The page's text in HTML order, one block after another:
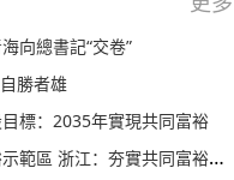
向總書記“交卷”
勝者雄
標：2035年實現共同富裕
浙江：夯實共同富裕的物質基礎